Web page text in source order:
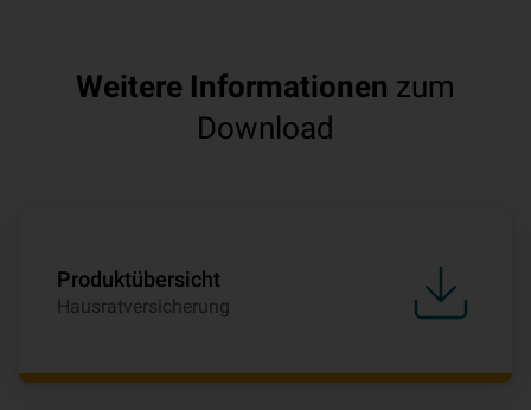
Weitere Informationen zum
Download
Produktübersicht
Hausratversicherung